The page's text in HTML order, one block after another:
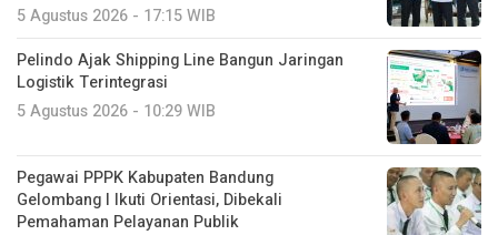
5 Agustus 2026 - 17:15 WIB
Pelindo Ajak Shipping Line Bangun Jaringan
Logistik Terintegrasi
5 Agustus 2026 - 10:29 WIB
Pegawai PPPK Kabupaten Bandung
Gelombang I Ikuti Orientasi, Dibekali
Pemahaman Pelayanan Publik